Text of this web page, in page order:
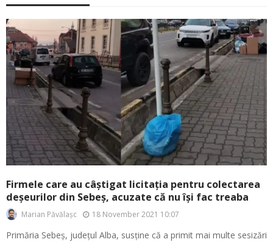
Firmele care au câștigat licitația pentru colectarea
deșeurilor din Sebeș, acuzate că nu își fac treaba
Marian Păvălașc 18 November 2021 10:07
Primăria Sebeș, județul Alba, susține că a primit mai multe sesizări